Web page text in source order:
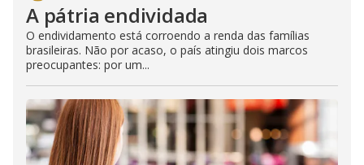
A pátria endividada
O endividamento está corroendo a renda das famílias
brasileiras. Não por acaso, o país atingiu dois marcos
preocupantes: por um...